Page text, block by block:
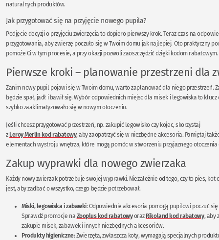
naturalnych produktów.
Jak przygotować się na przyjęcie nowego pupila?
Podjęcie decyzji o przyjęciu zwierzęcia to dopiero pierwszy krok. Teraz czas na
przygotowania, aby zwierzę poczuło się w Twoim domu jak najlepiej. Oto praktyczny
pomoże Ci w tym procesie, a przy okazji pozwoli zaoszczędzić dzięki kodom rabatowym.
Pierwsze kroki – planowanie przestrzeni dla
Zanim nowy pupil pojawi się w Twoim domu, warto zaplanować dla niego przestrzeń.
będzie spał, jadł i bawił się. Wybór odpowiednich miejsc dla misek i legowiska to klucz
szybko zaaklimatyzowało się w nowym otoczeniu.
Jeśli chcesz przygotować przestrzeń, np. zakupić legowisko czy kojec, skorzystaj
z Leroy Merlin kod rabatowy, aby zaopatrzyć się w niezbędne akcesoria. Pamiętaj
elementach wystroju wnętrza, które mogą pomóc w stworzeniu przyjaznego
Zakup wyprawki dla nowego zwierzaka
Każdy nowy zwierzak potrzebuje swojej wyprawki. Niezależnie od tego, czy to pies, kot
jest, aby zadbać o wszystko, czego będzie potrzebował.
Miski, legowiska i zabawki: Odpowiednie akcesoria pomogą pupilowi poczuć się
Sprawdź promocje na Zooplus kod rabatowyoraz Rikoland kod rabatowy, aby
zakupie misek, zabawek i innych niezbędnych akcesoriów.
Produkty higieniczne: Zwierzęta, zwłaszcza koty, wymagają specjalnych